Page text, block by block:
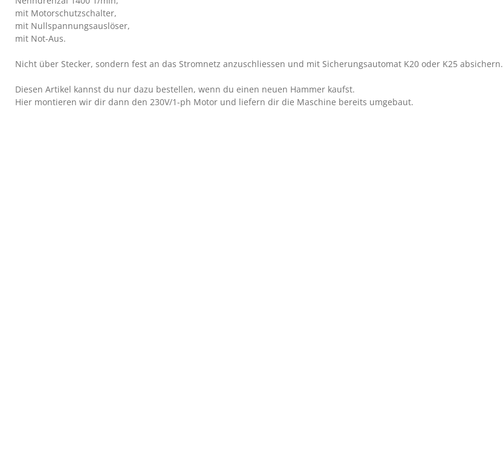
mit Motorschutzschalter,
mit Nullspannungsauslöser,
mit Not-Aus.
Nicht über Stecker, sondern fest an das Stromnetz anzuschliessen und mit Sicherungsautomat K20 oder K25 absichern.
Diesen Artikel kannst du nur dazu bestellen, wenn du einen neuen Hammer kaufst.
Hier montieren wir dir dann den 230V/1-ph Motor und liefern dir die Maschine bereits umgebaut.